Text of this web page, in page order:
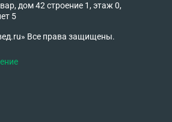
дом 42 строение 1, этаж 0,
5
Все права защищены.